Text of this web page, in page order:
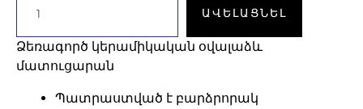
ԱՎԵԼԱՑՆԵԼ
Ձեռագործ կերամիկական օվալաձև
մատուցարան
Պատրաստված է բարձրորակ